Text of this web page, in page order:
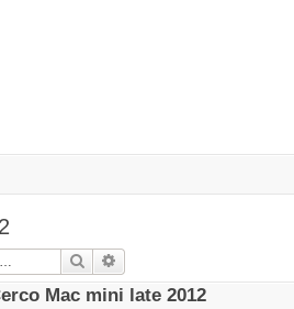
Search
Mac mini late 2012